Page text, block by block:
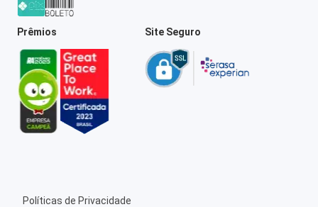
Prêmios Site Seguro
Políticas de Privacidade